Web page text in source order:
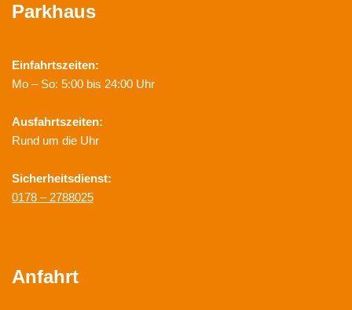
Parkhaus
Einfahrtszeiten:
Mo – So: 5:00 bis 24:00 Uhr
Ausfahrtszeiten:
Rund um die Uhr
Sicherheitsdienst:
0178 – 2788025
Anfahrt